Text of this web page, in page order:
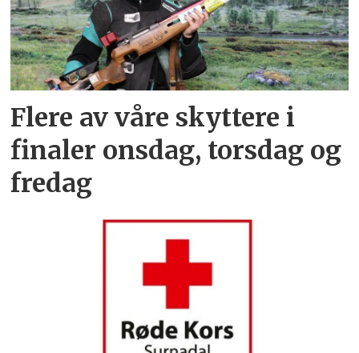
Flere av våre skyttere i
finaler onsdag, torsdag og
fredag